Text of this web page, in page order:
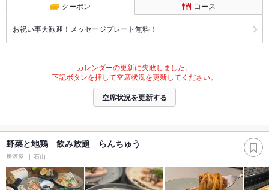
クーポン コース
お祝い事大歓迎！メッセージプレート無料！
カレンダーの更新に失敗しました。
下記ボタンを押して空席状況を更新してください。
空席状況を更新する
野菜と地鶏 飲み放題 らんちゅう
居酒屋 石山